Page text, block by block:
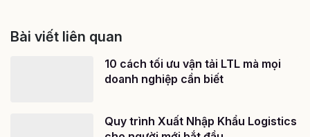
Bài viết liên quan
10 cách tối ưu vận tải LTL mà mọi
doanh nghiệp cần biết
Quy trình Xuất Nhập Khẩu Logistics